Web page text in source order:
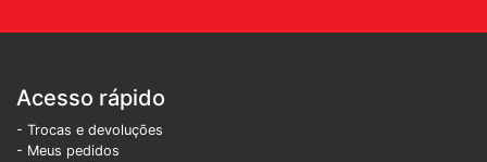
Acesso rápido
- Trocas e devoluções
- Meus pedidos